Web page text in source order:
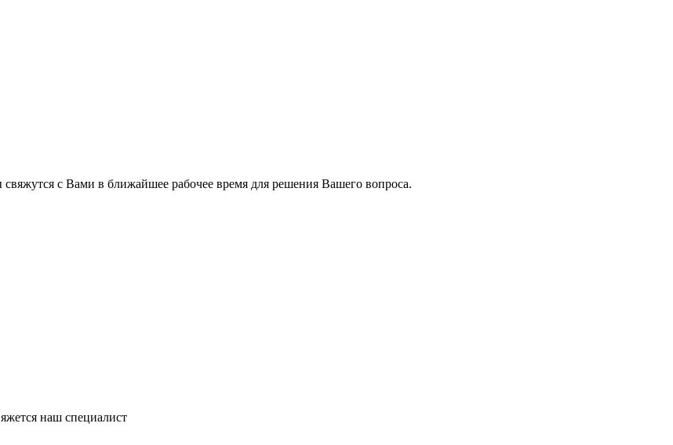
с Вами в ближайшее рабочее время для решения Вашего вопроса.
наш специалист